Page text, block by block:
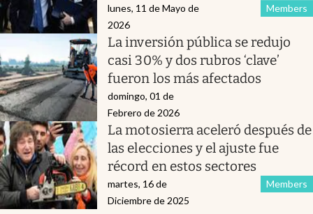
Members
lunes, 11 de Mayo de
2026
La inversión pública se redujo
casi 30% y dos rubros ‘clave’
fueron los más afectados
domingo, 01 de
Febrero de 2026
La motosierra aceleró después de
las elecciones y el ajuste fue
récord en estos sectores
Members
martes, 16 de
Diciembre de 2025